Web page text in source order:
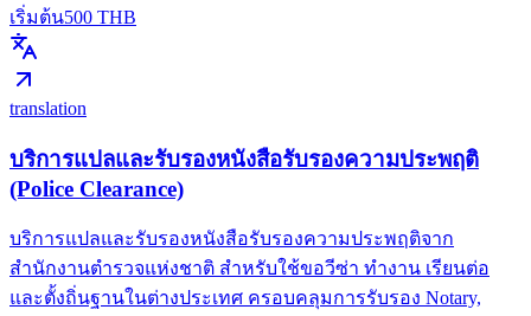
เริ่มต้น500 THB
translation
บริการแปลและรับรองหนังสือรับรองความประพฤติ
(Police Clearance)
บริการแปลและรับรองหนังสือรับรองความประพฤติจาก
สำนักงานตำรวจแห่งชาติ สำหรับใช้ขอวีซ่า ทำงาน เรียนต่อ
และตั้งถิ่นฐานในต่างประเทศ ครอบคลุมการรับรอง Notary,